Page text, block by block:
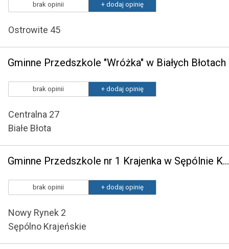
brak opinii + dodaj opinię
Ostrowite 45
Gminne Przedszkole "Wróżka" w Białych Błotach
brak opinii + dodaj opinię
Centralna 27
Białe Błota
Gminne Przedszkole nr 1 Krajenka w Sępólnie Krajeńskim
brak opinii + dodaj opinię
Nowy Rynek 2
Sępólno Krajeńskie